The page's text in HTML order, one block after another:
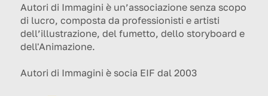
Autori di Immagini è un’associazione senza scopo
di lucro, composta da professionisti e artisti
dell’illustrazione, del fumetto, dello storyboard e
dell'Animazione.
Autori di Immagini è socia EIF dal 2003